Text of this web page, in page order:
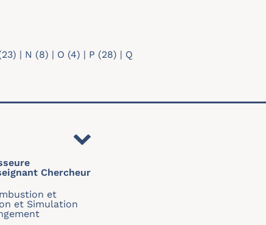
| N (8) | O (4) | P (28) | Q
Chercheur
et
et Simulation